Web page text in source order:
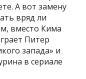
А вот замену
вряд ли
вместо Кима
Питер
запада» и
в сериале